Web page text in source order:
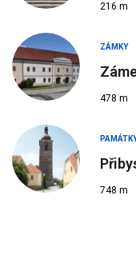
216 m
ZÁMKY
478 m
748 m